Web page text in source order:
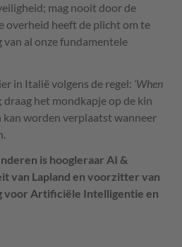
mag nooit door de
overheid heeft de plicht om te
van al onze fundamentele
in Italië volgens de regel: ‘When
; draag het mondkapje op de kin
worden verplaatst wanneer
is hoogleraar AI &
van Lapland en voorzitter van
voor Artificiële Intelligentie en